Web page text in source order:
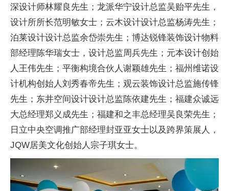
深设计师林耀良先生；龙派华宁设计总监吴贻平先生，
设计所所长范明敏女士；云木设计设计总监杨涛先生；
泊莱设计设计总监余岱崇先生；博达锐锋装饰设计物料
部经理陈华瑞女士，设计总监周兵先生；元本设计创始
人王伟先生； 平衡构境合伙人谢颖雄先生；福州维诺设
计机构创始人刘秀春帝先生；观云装饰设计总监施传锋
先生；东井空间设计设计总监陈依建先生；福建众诚远
大总经理郑义成先生；福建和之丰总经理吴良荣先生；
日立中央空调推广部经理封亚亚女士以及跨界策展人，
JQW居美文化创始人宗子琪女士。